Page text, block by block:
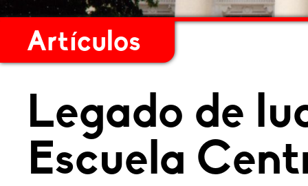
Artículos
Legado de
Escuela